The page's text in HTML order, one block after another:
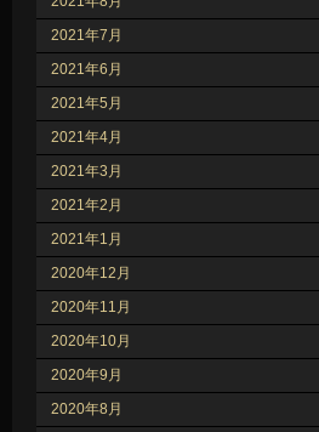
2021年7月
2021年6月
2021年5月
2021年4月
2021年3月
2021年2月
2021年1月
2020年12月
2020年11月
2020年10月
2020年9月
2020年8月